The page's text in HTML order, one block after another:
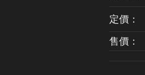
定價：
售價：